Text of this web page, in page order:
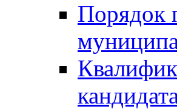
Порядок